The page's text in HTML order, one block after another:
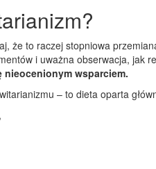
że to raczej stopniowa
i uważna obserwacja, jak
wsparciem.
– to dieta oparta